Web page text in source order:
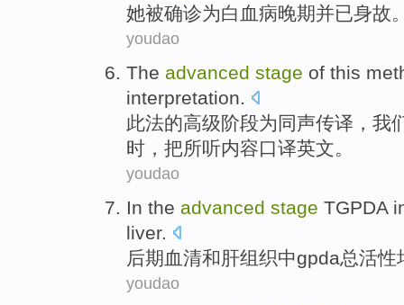
她被确诊为白血病晚期并已身故
youdao
The advanced stage of this
interpretation.
此法的高级阶段为 同声传译，我
时，把所听内容口译英文。
youdao
In the advanced stage TGPDA
liver.
后期 血清和肝组织中gpda总活性
youdao